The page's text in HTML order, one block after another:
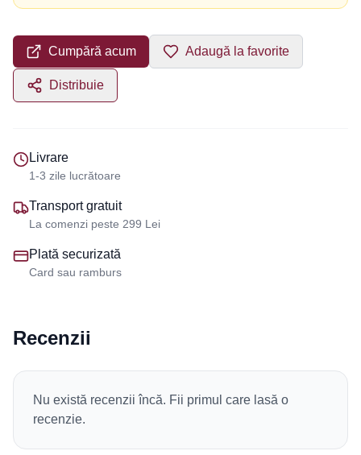
Cumpără acum Adaugă la favorite
Distribuie
Livrare
1-3 zile lucrătoare
Transport gratuit
La comenzi peste 299 Lei
Plată securizată
Card sau ramburs
Recenzii
Nu există recenzii încă. Fii primul care lasă o
recenzie.